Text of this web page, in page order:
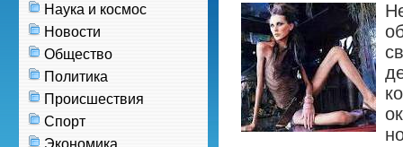
Наука и космос
Новости
Общество
Политика
Происшествия
Спорт
Экономика